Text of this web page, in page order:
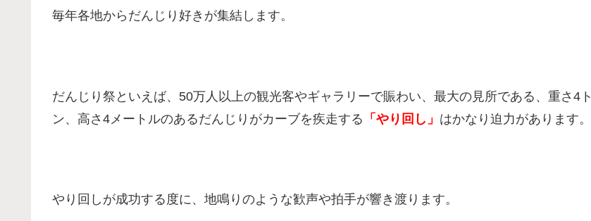
毎年各地からだんじり好きが集結します。
だんじり祭といえば、50万人以上の観光客やギャラリーで賑わい、最大の見所である、重さ4ト
ン、高さ4メートルのあるだんじりがカーブを疾走する 「やり回し」 はかなり迫力があります。
やり回しが成功する度に、地鳴りのような歓声や拍手が響き渡ります。